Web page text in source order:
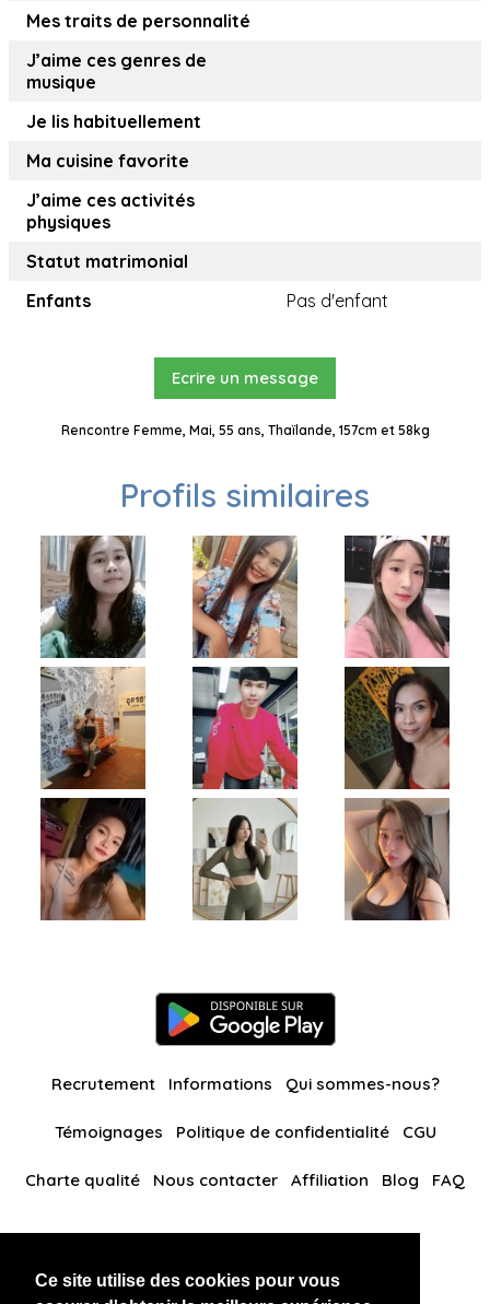
Ce site utilise des cookies pour vous
Mes traits de personnalité
J’aime ces genres de
musique
Je lis habituellement
Ma cuisine favorite
J’aime ces activités
physiques
Statut matrimonial
Enfants
Pas d'enfant
Ecrire un message
Rencontre Femme, Mai, 55 ans, Thaïlande, 157cm et 58kg
Profils similaires
Recrutement Informations Qui sommes-nous?
Témoignages Politique de confidentialité CGU
Charte qualité Nous contacter Affiliation Blog FAQ
BlackAndBeauties RussianKisses